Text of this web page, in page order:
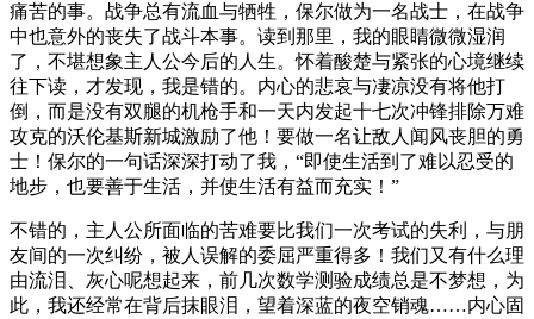
痛苦的事。战争总有流血与牺牲，保尔做为一名战士，在战争
中也意外的丧失了战斗本事。读到那里，我的眼睛微微湿润
了，不堪想象主人公今后的人生。怀着酸楚与紧张的心境继续
往下读，才发现，我是错的。内心的悲哀与凄凉没有将他打
倒，而是没有双腿的机枪手和一天内发起十七次冲锋排除万难
攻克的沃伦基斯新城激励了他！要做一名让敌人闻风丧胆的勇
士！保尔的一句话深深打动了我，“即使生活到了难以忍受的
地步，也要善于生活，并使生活有益而充实！”
不错的，主人公所面临的苦难要比我们一次考试的失利，与朋
友间的一次纠纷，被人误解的委屈严重得多！我们又有什么理
由流泪、灰心呢想起来，前几次数学测验成绩总是不梦想，为
此，我还经常在背后抹眼泪，望着深蓝的夜空销魂……内心固